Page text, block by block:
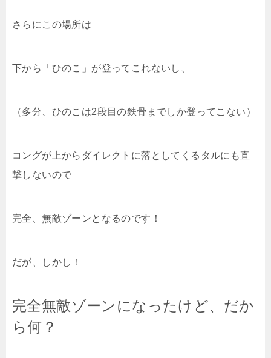
さらにこの場所は
下から「ひのこ」が登ってこれないし、
（多分、ひのこは2段目の鉄骨までしか登ってこない）
コングが上からダイレクトに落としてくるタルにも直
撃しないので
完全、無敵ゾーンとなるのです！
だが、しかし！
完全無敵ゾーンになったけど、だか
ら何？